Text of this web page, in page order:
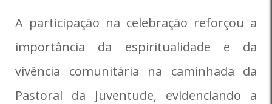
A participação na celebração reforçou a
importância da espiritualidade e da
vivência comunitária na caminhada da
Pastoral da Juventude, evidenciando a